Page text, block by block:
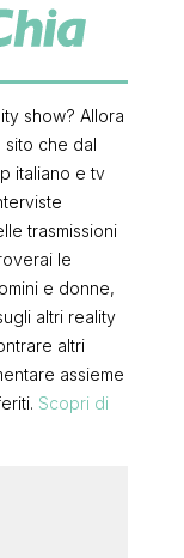
show? Allora
sito che dal
italiano e tv
trasmissioni
le
e donne,
altri reality
altri
assieme
Scopri di